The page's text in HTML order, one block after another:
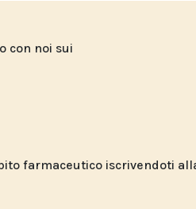
con noi sui
farmaceutico iscrivendoti